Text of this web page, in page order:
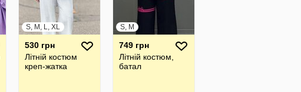
S, M, L, XL
530 грн
Літній костюм
креп-жатка
S, M
749 грн
Літній костюм,
батал